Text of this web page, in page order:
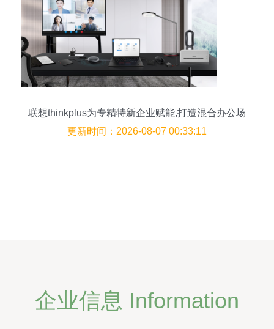
联想thinkplus为专精特新企业赋能,打造混合办公场
景
更新时间：2026-08-07 00:33:11
企业信息 Information